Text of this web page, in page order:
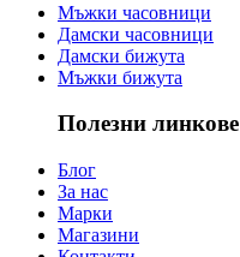
Мъжки часовници
Дамски часовници
Дамски бижута
Мъжки бижута
Полезни линкове
Блог
За нас
Марки
Магазини